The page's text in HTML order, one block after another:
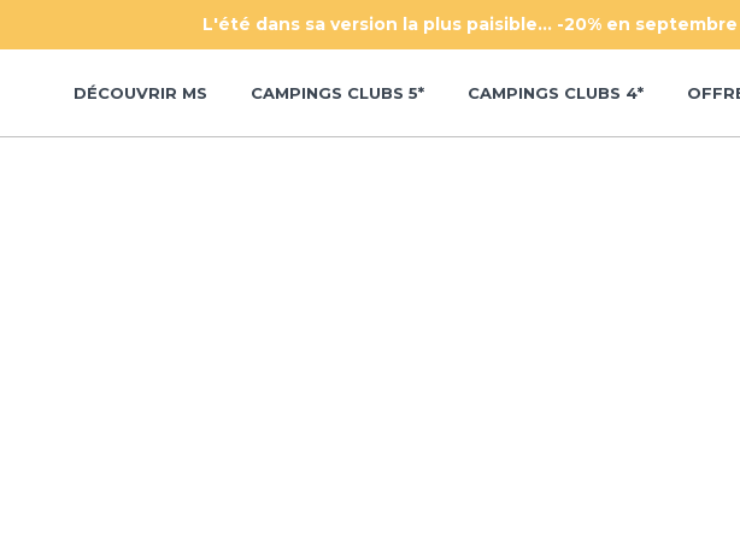
L'été dans sa version la plus paisible... -20% en septembre
DÉCOUVRIR MS CAMPINGS CLUBS 5* CAMPINGS CLUBS 4*